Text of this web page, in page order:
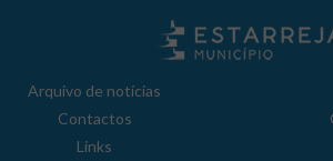
Arquivo de notícias
Contactos
Links